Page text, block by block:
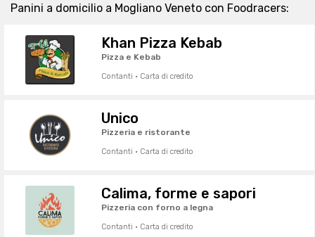
Panini a domicilio a Mogliano Veneto con Foodracers:
Khan Pizza Kebab
Pizza e Kebab
Contanti · Carta di credito
Unico
Pizzeria e ristorante
Contanti · Carta di credito
Calima, forme e sapori
Pizzeria con forno a legna
Contanti · Carta di credito